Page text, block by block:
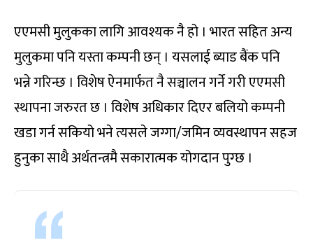
एएमसी मुलुकका लागि आवश्यक नै हो । भारत सहित अन्य
मुलुकमा पनि यस्ता कम्पनी छन् । यसलाई ब्याड बैंक पनि
भन्ने गरिन्छ । विशेष ऐनमार्फत नै सञ्चालन गर्ने गरी एएमसी
स्थापना जरुरत छ । विशेष अधिकार दिएर बलियो कम्पनी
खडा गर्न सकियो भने त्यसले जग्गा/जमिन व्यवस्थापन सहज
हुनुका साथै अर्थतन्त्रमै सकारात्मक योगदान पुग्छ ।